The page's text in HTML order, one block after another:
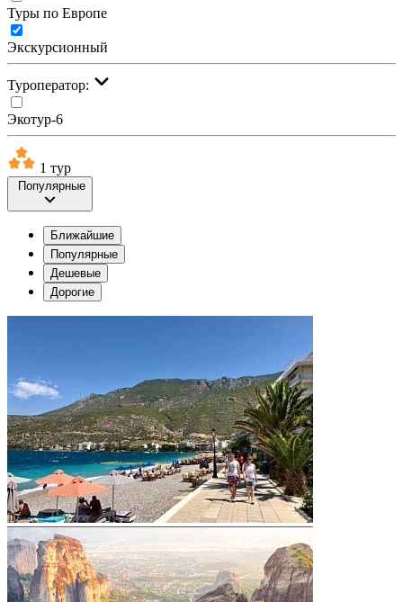
Туры по Европе
Экскурсионный
Туроператор:
Экотур-6
1 тур
Популярные
Ближайшие
Популярные
Дешевые
Дорогие